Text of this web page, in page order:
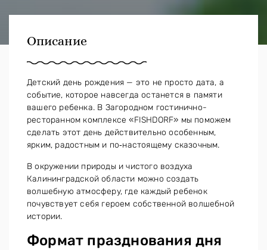
Описание
Детский день рождения — это не просто дата, а
событие, которое навсегда останется в памяти
вашего ребенка. В Загородном гостинично-
ресторанном комплексе «FISHDORF» мы поможем
сделать этот день действительно особенным,
ярким, радостным и по‑настоящему сказочным.
В окружении природы и чистого воздуха
Калининградской области можно создать
волшебную атмосферу, где каждый ребенок
почувствует себя героем собственной волшебной
истории.
Формат празднования дня